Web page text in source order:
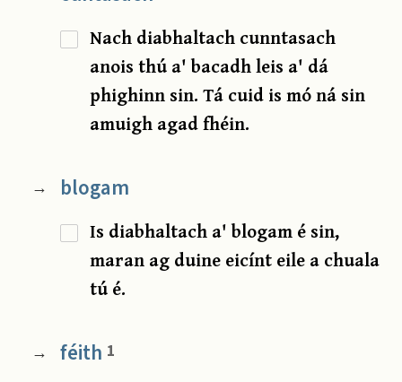
Nach diabhaltach cunntasach
anois thú a' bacadh leis a' dá
phighinn sin. Tá cuid is mó ná sin
amuigh agad fhéin.
→ blogam
Is diabhaltach a' blogam é sin,
maran ag duine eicínt eile a chuala
tú é.
→ féith 1